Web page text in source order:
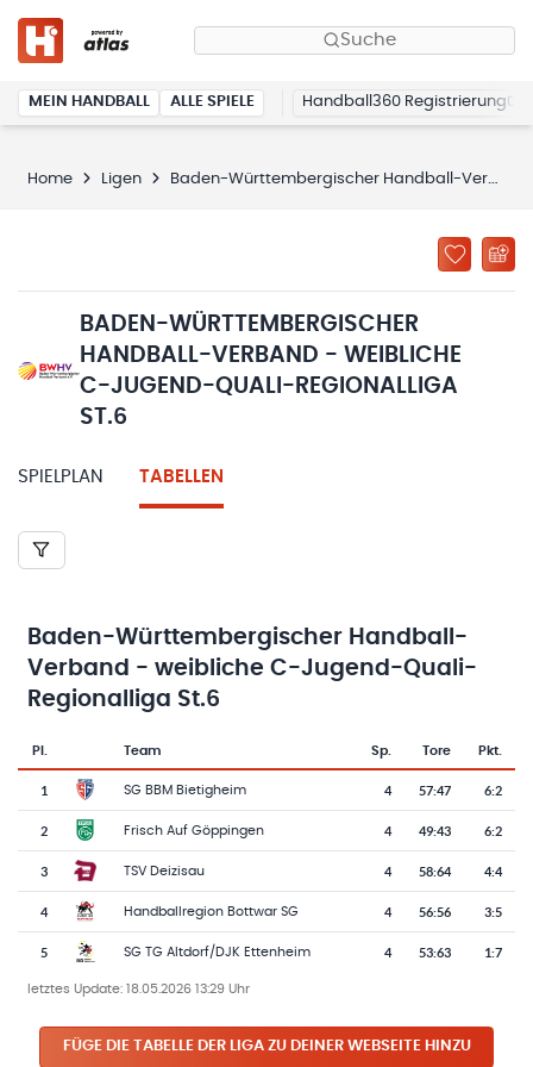
Suche
MEIN HANDBALL ALLE SPIELE Handball360 Registrierung
Home Ligen Baden-Württembergischer Handball-Verband - weibliche C-Jugend-Quali-Regionalliga St.6
BADEN-WÜRTTEMBERGISCHER
HANDBALL-VERBAND - WEIBLICHE
C-JUGEND-QUALI-REGIONALLIGA
ST.6
SPIELPLAN TABELLEN
Baden-Württembergischer Handball-
Verband - weibliche C-Jugend-Quali-
Regionalliga St.6
Tabelle mit Vereinsplatzierungen, Spielen, Toren und Punkten
Pl.
Team-Logo
Team Sp. Tore Pkt.
1 SG BBM Bietigheim 4 57:47 6:2
2 Frisch Auf Göppingen 4 49:43 6:2
3 TSV Deizisau 4 58:64 4:4
4 Handballregion Bottwar SG 4 56:56 3:5
5 SG TG Altdorf/DJK Ettenheim 4 53:63 1:7
letztes Update: 18.05.2026 13:29 Uhr
FÜGE DIE TABELLE DER LIGA ZU DEINER WEBSEITE HINZU